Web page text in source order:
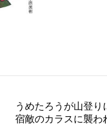
うめたろうが山登り
宿敵のカラスに襲わ